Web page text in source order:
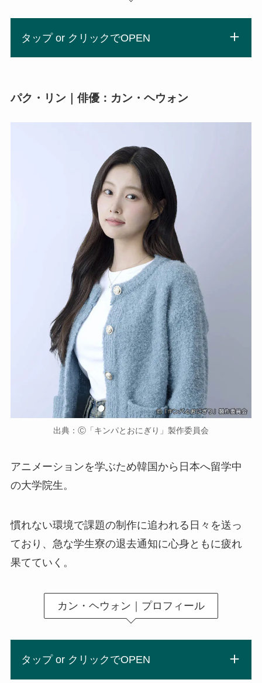
タップ or クリックでOPEN
パク・リン｜俳優：カン・ヘウォン
出典：Ⓒ「キンパとおにぎり」製作委員会
アニメーションを学ぶため韓国から日本へ留学中
の大学院生。
慣れない環境で課題の制作に追われる日々を送っ
ており、急な学生寮の退去通知に心身ともに疲れ
果てていく。
カン・ヘウォン｜プロフィール
タップ or クリックでOPEN